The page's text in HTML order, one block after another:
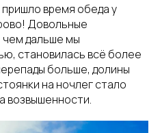
время обеда у
Довольные
чем дальше мы
становилась всё более
больше, долины
на ночлег стало
возвышенности.